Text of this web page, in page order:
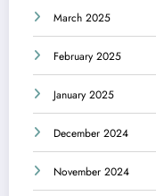
March 2025
February 2025
January 2025
December 2024
November 2024